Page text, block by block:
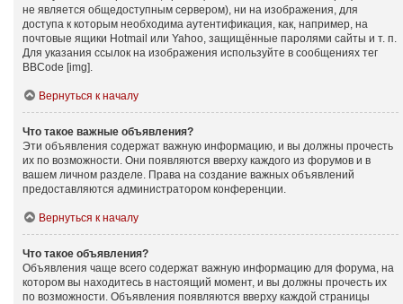
не является общедоступным сервером), ни на изображения, для
доступа к которым необходима аутентификация, как, например, на
почтовые ящики Hotmail или Yahoo, защищённые паролями сайты и т. п.
Для указания ссылок на изображения используйте в сообщениях тег
BBCode [img].
Вернуться к началу
Что такое важные объявления?
Эти объявления содержат важную информацию, и вы должны прочесть
их по возможности. Они появляются вверху каждого из форумов и в
вашем личном разделе. Права на создание важных объявлений
предоставляются администратором конференции.
Вернуться к началу
Что такое объявления?
Объявления чаще всего содержат важную информацию для форума, на
котором вы находитесь в настоящий момент, и вы должны прочесть их
по возможности. Объявления появляются вверху каждой страницы